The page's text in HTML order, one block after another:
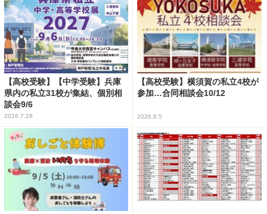
【高校受験】【中学受験】兵庫
県内の私立31校が集結、個別相
談会9/6
2026.7.28
【高校受験】横須賀の私立4校が
参加…合同相談会10/12
2026.8.5